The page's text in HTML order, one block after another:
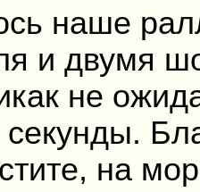
наше
и двумя
не
на